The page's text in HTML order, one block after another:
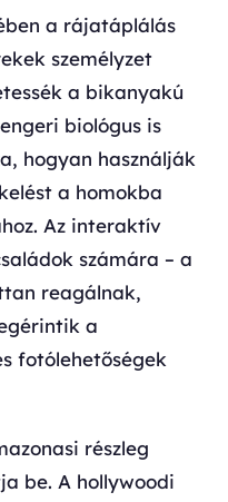
a rájatáplálás
személyzet
a bikanyakú
biológus is
hogyan használják
a homokba
Az interaktív
számára – a
reagálnak,
a
fotólehetőségek
részleg
be. A hollywoodi